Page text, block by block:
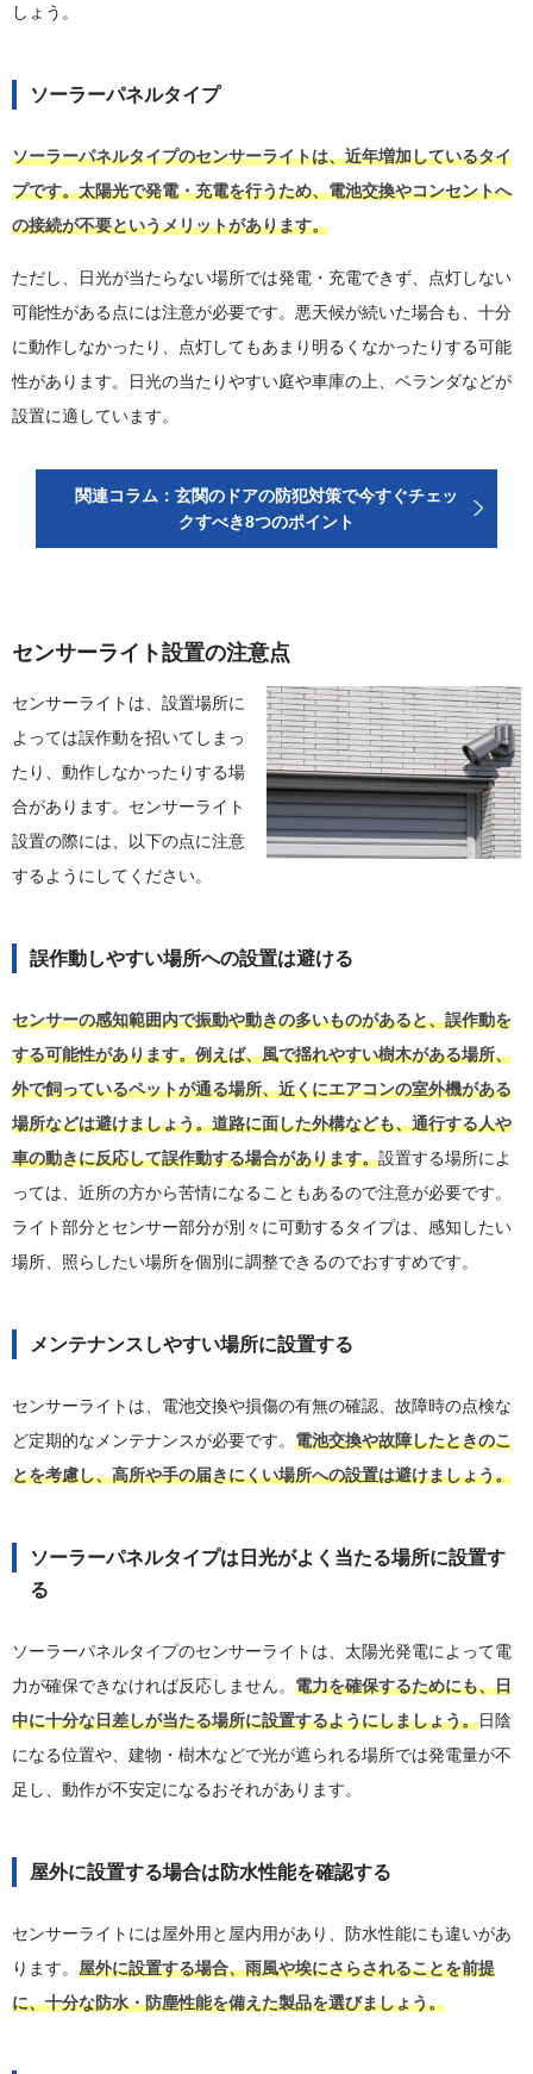
しょう。
ソーラーパネルタイプ
ソーラーパネルタイプのセンサーライトは、近年増加しているタイ
プです。太陽光で発電・充電を行うため、電池交換やコンセントへ
の接続が不要というメリットがあります。
ただし、日光が当たらない場所では発電・充電できず、点灯しない
可能性がある点には注意が必要です。悪天候が続いた場合も、十分
に動作しなかったり、点灯してもあまり明るくなかったりする可能
性があります。日光の当たりやすい庭や車庫の上、ベランダなどが
設置に適しています。
関連コラム：玄関のドアの防犯対策で今すぐチェッ
クすべき8つのポイント
センサーライト設置の注意点
センサーライトは、設置場所に
よっては誤作動を招いてしまっ
たり、動作しなかったりする場
合があります。センサーライト
設置の際には、以下の点に注意
するようにしてください。
誤作動しやすい場所への設置は避ける
センサーの感知範囲内で振動や動きの多いものがあると、誤作動を
する可能性があります。例えば、風で揺れやすい樹木がある場所、
外で飼っているペットが通る場所、近くにエアコンの室外機がある
場所などは避けましょう。道路に面した外構なども、通行する人や
車の動きに反応して誤作動する場合があります。設置する場所によ
っては、近所の方から苦情になることもあるので注意が必要です。
ライト部分とセンサー部分が別々に可動するタイプは、感知したい
場所、照らしたい場所を個別に調整できるのでおすすめです。
メンテナンスしやすい場所に設置する
センサーライトは、電池交換や損傷の有無の確認、故障時の点検な
ど定期的なメンテナンスが必要です。 電池交換や故障したときのこ
とを考慮し、高所や手の届きにくい場所への設置は避けましょう。
ソーラーパネルタイプは日光がよく当たる場所に設置す
る
ソーラーパネルタイプのセンサーライトは、太陽光発電によって電
力が確保できなければ反応しません。 電力を確保するためにも、日
中に十分な日差しが当たる場所に設置するようにしましょう。日陰
になる位置や、建物・樹木などで光が遮られる場所では発電量が不
足し、動作が不安定になるおそれがあります。
屋外に設置する場合は防水性能を確認する
センサーライトには屋外用と屋内用があり、防水性能にも違いがあ
ります。 屋外に設置する場合、雨風や埃にさらされることを前提
に、十分な防水・防塵性能を備えた製品を選びましょう。